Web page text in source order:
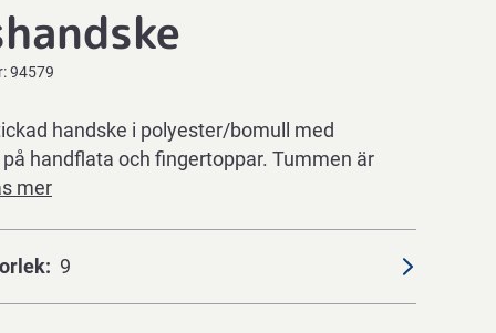
94579
handske i polyester/bomull med
handflata och fingertoppar. Tummen är
mer
9